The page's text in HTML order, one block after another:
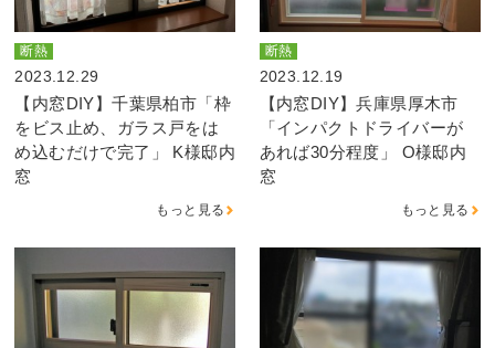
断熱
2023.12.29
【内窓DIY】千葉県柏市「枠
をビス止め、ガラス戸をは
め込むだけで完了」 K様邸内
窓
もっと見る
断熱
2023.12.19
【内窓DIY】兵庫県厚木市
「インパクトドライバーが
あれば30分程度」 O様邸内
窓
もっと見る